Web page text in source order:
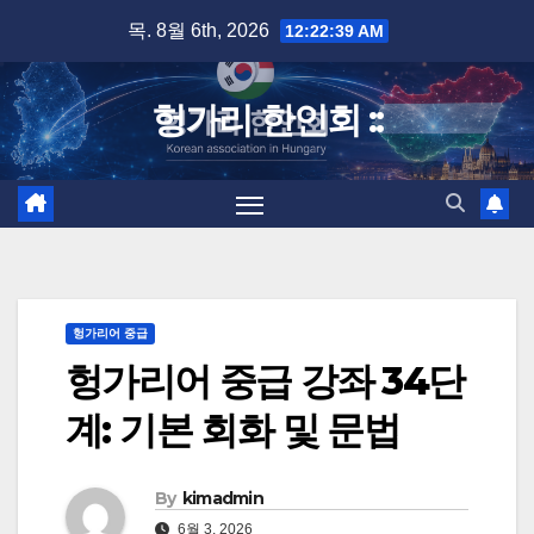
content
목. 8월 6th, 2026 12:22:40 AM
헝가리 한인회 ::
헝가리어 중급
헝가리어 중급 강좌 34단
계: 기본 회화 및 문법
By kimadmin
6월 3, 2026